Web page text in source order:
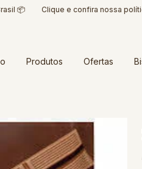
Clique e confira nossa política
Produtos Ofertas